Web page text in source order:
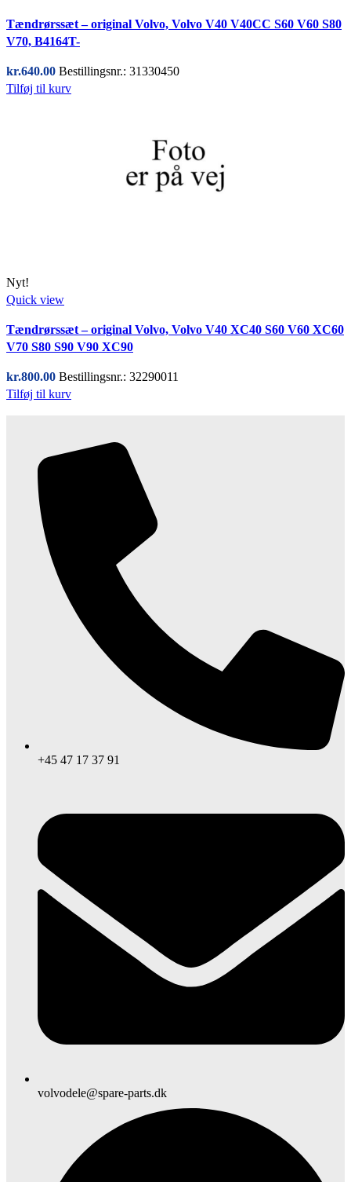
Tændrørssæt – original Volvo, Volvo V40 V40CC S60 V60 S80
V70, B4164T-
kr.640.00 Bestillingsnr.: 31330450
Tilføj til kurv
Nyt!
Quick view
Tændrørssæt – original Volvo, Volvo V40 XC40 S60 V60 XC60
V70 S80 S90 V90 XC90
kr.800.00 Bestillingsnr.: 32290011
Tilføj til kurv
+45 47 17 37 91
volvodele@spare-parts.dk